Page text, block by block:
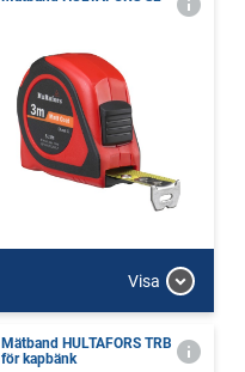
Visa
Mätband HULTAFORS TRB
för kapbänk